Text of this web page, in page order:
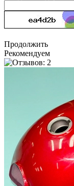
Продолжить
Рекомендуем